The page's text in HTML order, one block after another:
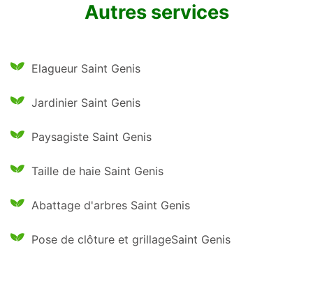
Autres services
Elagueur Saint Genis
Jardinier Saint Genis
Paysagiste Saint Genis
Taille de haie Saint Genis
Abattage d'arbres Saint Genis
Pose de clôture et grillageSaint Genis